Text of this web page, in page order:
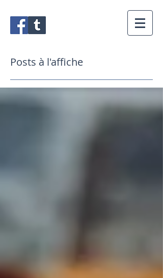
Posts à l'affiche